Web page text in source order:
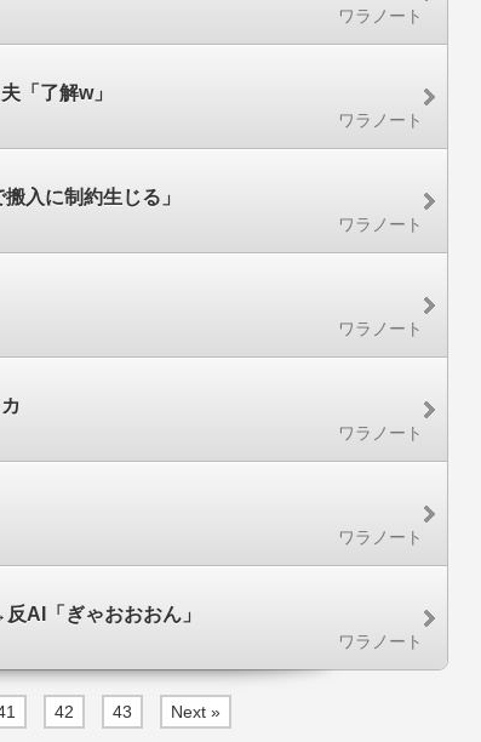
ワラノート
「了解w」
ワラノート
入に制約生じる」
ワラノート
ワラノート
ワラノート
ワラノート
AI「ぎゃおおおん」
ワラノート
42 43 Next »